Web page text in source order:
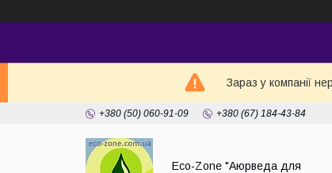
Зараз у компанії
+380 (50) 060-91-09 +380 (67) 184-43-84
Eco-Zone "Аюрведа для